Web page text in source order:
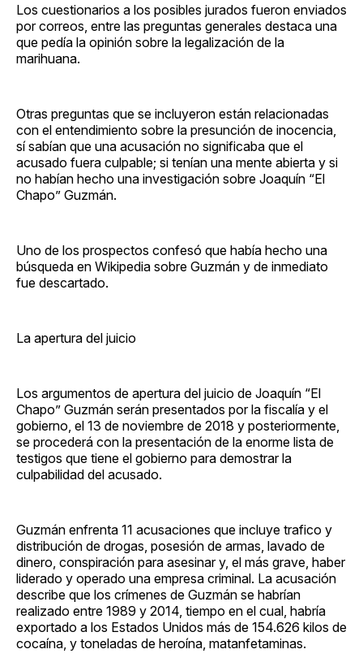
Los cuestionarios a los posibles jurados fueron enviados
por correos, entre las preguntas generales destaca una
que pedía la opinión sobre la legalización de la
marihuana.
Otras preguntas que se incluyeron están relacionadas
con el entendimiento sobre la presunción de inocencia,
sí sabían que una acusación no significaba que el
acusado fuera culpable; si tenían una mente abierta y si
no habían hecho una investigación sobre Joaquín “El
Chapo” Guzmán.
Uno de los prospectos confesó que había hecho una
búsqueda en Wikipedia sobre Guzmán y de inmediato
fue descartado.
La apertura del juicio
Los argumentos de apertura del juicio de Joaquín “El
Chapo” Guzmán serán presentados por la fiscalía y el
gobierno, el 13 de noviembre de 2018 y posteriormente,
se procederá con la presentación de la enorme lista de
testigos que tiene el gobierno para demostrar la
culpabilidad del acusado.
Guzmán enfrenta 11 acusaciones que incluye trafico y
distribución de drogas, posesión de armas, lavado de
dinero, conspiración para asesinar y, el más grave, haber
liderado y operado una empresa criminal. La acusación
describe que los crímenes de Guzmán se habrían
realizado entre 1989 y 2014, tiempo en el cual, habría
exportado a los Estados Unidos más de 154.626 kilos de
cocaína, y toneladas de heroína, matanfetaminas.